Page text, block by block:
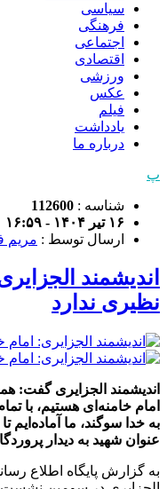
سیاسی
فرهنگی
اجتماعی
اقتصادی
ورزشی
عکس
فیلم
یادداشت
درباره ما
پ
شناسه : 112600
۱۶ تیر ۱۴۰۴ - ۱۶:۵۹
ارسال توسط : مریم
اندیشمند
نظیری ندارد
اندیشمند الجزایری گفت:
امام خامنه‌ای هستیم، با
به خدا سوگند، ما آماده‌ایم
عنوان شهید به دیدار
به گزارش پایگاه اطلاع